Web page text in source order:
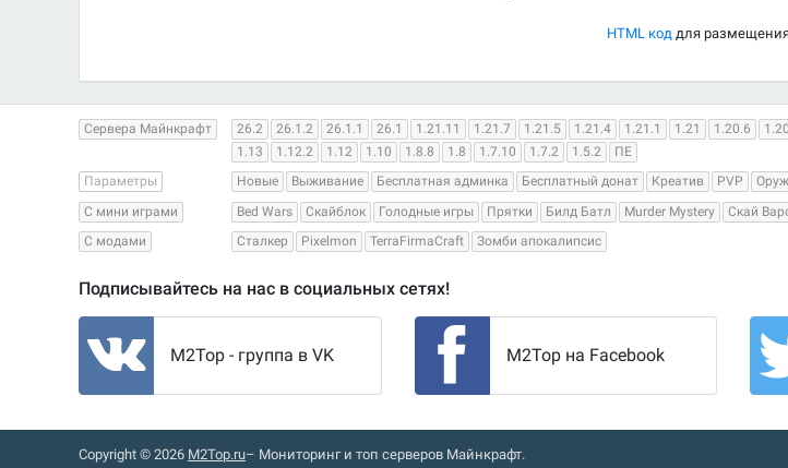
HTML код для размещения
Сервера Майнкрафт 26.2 26.1.2 26.1.1 26.1 1.21.11 1.21.7 1.21.5 1.21.4 1.21.1 1.21 1.20.6
1.13
1.12.2 1.12 1.10 1.8.8 1.8 1.7.10 1.7.2 1.5.2
ПЕ
Параметры
Новые Выживание Бесплатная админка Бесплатный донат Креатив PVP
С мини играми
Bed Wars Скайблок Голодные игры Прятки Билд Батл Murder Mystery Скай
С модами
Сталкер Pixelmon TerraFirmaCraft Зомби апокалипсис
Подписывайтесь на нас в социальных сетях!
M2Top - группа в VK M2Top на Facebook
Copyright © 2026 M2Top.ru– Мониторинг и топ серверов Майнкрафт.